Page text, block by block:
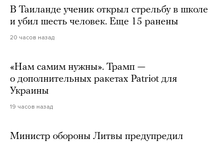
В Таиланде ученик открыл стрельбу в школе
и убил шесть человек. Еще 15 ранены
20 часов назад
«Нам самим нужны». Трамп —
о дополнительных ракетах Patriot для
Украины
19 часов назад
Министр обороны Литвы предупредил